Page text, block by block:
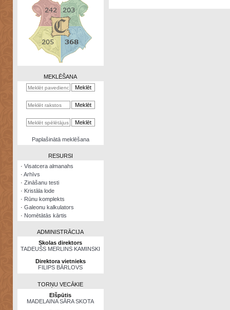
Zināšanu
kalkulators
Nomētātās
MEKLĒŠANA
Paplašinātā meklēšana
RESURSI
· Visatcera almanahs
· Arhīvs
· Zināšanu testi
· Kristāla lode
· Rūnu komplekts
· Galeonu kalkulators
· Nomētātās kārtis
ADMINISTRĀCIJA
Skolas direktors
TADEUŠS MERLINS KAMINSKI
Direktora vietnieks
FILIPS BĀRLOVS
TORŅU VECĀKIE
Elšpūtis
MADELAINA SĀRA SKOTA